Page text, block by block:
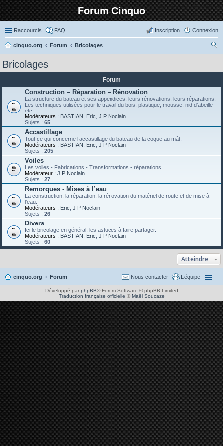
Forum Cinquo
Raccourcis FAQ Connexion
Inscription
cinquo.org Forum
Bricolages
Bricolages
Forum
Construction – Réparation – Rénovation
La structure du bateau et ses appendices, leurs rénovations, leurs réparations.
Les techniques utilisées pour le travail du bois, plastique, mousse, nid d’abeille
etc..
Modérateurs : BASTIAN Eric J P Noclain
Sujets : 65
Accastillage
Tout ce qui concerne l’accastillage du bateau de la coque au mât.
Modérateurs : BASTIAN Eric J P Noclain
Sujets : 205
Voiles
Les voiles - Fabrications - Transformations - réparations
Modérateur : J P Noclain
Sujets : 27
Remorques - Mises à l’eau
La construction, la réparation, la rénovation du matériel de route et de mise à
l’eau.
Modérateurs : Eric J P Noclain
Sujets : 26
Divers
Ici le bricolage en général, les astuces à faire partager.
Modérateurs : BASTIAN Eric J P Noclain
Sujets : 60
Atteindre
cinquo.org Forum L’équipe
Nous contacter
Développé par phpBB® Forum Software © phpBB Limited
Traduction française officielle ©Maël Soucaze